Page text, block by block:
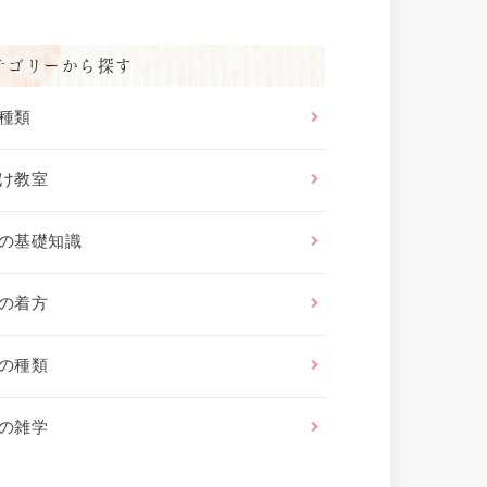
ゴリーから探す
類
教室
基礎知識
着方
種類
雑学